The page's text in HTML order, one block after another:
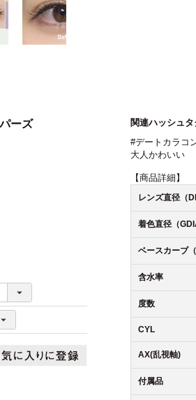
ーズ
関連ハッシュタ
#デートカラコ
大人かわいい
【商品詳細】
レンズ直径（
着色直径（
ベースカーブ（
含水率
度数
CYL
AX(乱視軸)
付属品